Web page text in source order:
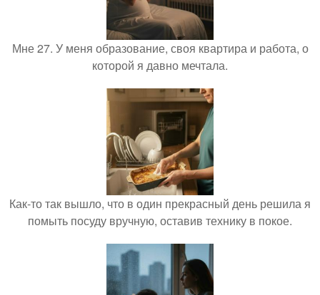
Мне 27. У меня образование, своя квартира и работа, о
которой я давно мечтала.
Как-то так вышло, что в один прекрасный день решила я
помыть посуду вручную, оставив технику в покое.